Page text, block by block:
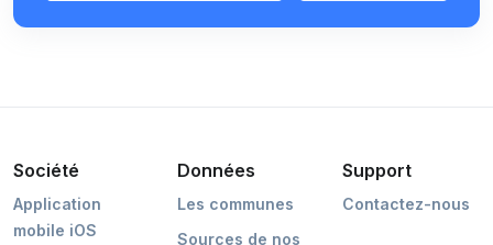
Société
Application
mobile iOS
Données
Les communes
Sources de nos
Support
Contactez-nous